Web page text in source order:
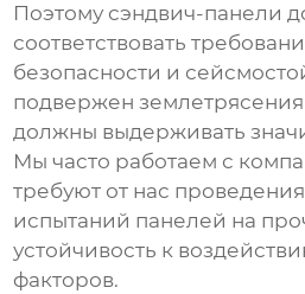
Поэтому сэндвич-панели
соответствовать
безопасности и
подвержен
должны выдерживать
Мы часто работаем с
требуют от нас
испытаний панелей на
устойчивость к
факторов.